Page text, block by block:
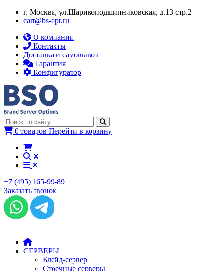
г. Москва, ул.​​Шарикоподшипниковская, д.13 стр.2
cart@bs-opt.ru
О компании
Контакты
Доставка и самовывоз
Гарантия
Конфигуратор
0 товаров Перейти в корзину
+7 (495) 165-99-89
Заказать звонок
СЕРВЕРЫ
Блейд-сервер
Стоечные серверы